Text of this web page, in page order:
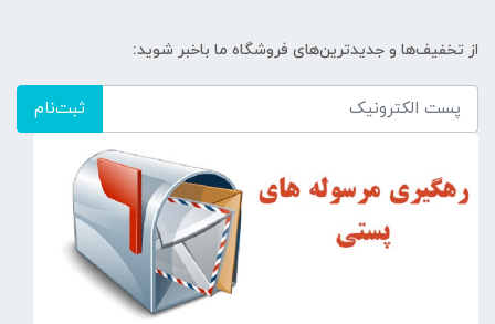
از تخفیف‌ها و جدیدترین‌های فروشگاه ما باخبر شوید:
ثبت‌نام